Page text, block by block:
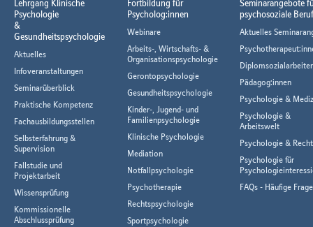
Lehrgang Klinische
Psychologie
&
Gesundheitspsychologie
Aktuelles
Infoveranstaltungen
Seminarüberblick
Praktische Kompetenz
Fachausbildungsstellen
Selbsterfahrung &
Supervision
Fallstudie und
Projektarbeit
Wissensprüfung
Kommissionelle
Abschlussprüfung
Fortbildung für
Psycholog:innen
Webinare
Arbeits-, Wirtschafts- &
Organisationspsychologie
Gerontopsychologie
Gesundheitspsychologie
Kinder-, Jugend- und
Familienpsychologie
Klinische Psychologie
Mediation
Notfallpsychologie
Psychotherapie
Rechtspsychologie
Sportpsychologie
Seminarangebote
psychosoziale
Aktuelles
Pädagog:innen
Psychologie &
Psychologie &
Arbeitswelt
Psychologie & Recht
Psychologie für
FAQs - Häufige